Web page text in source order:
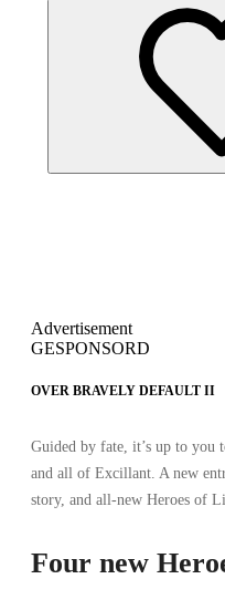
Advertisement
GESPONSORD
OVER BRAVELY DEFAULT II
Guided by fate, it’s up to you
and all of Excillant. A new
story, and all-new Heroes of
Four new